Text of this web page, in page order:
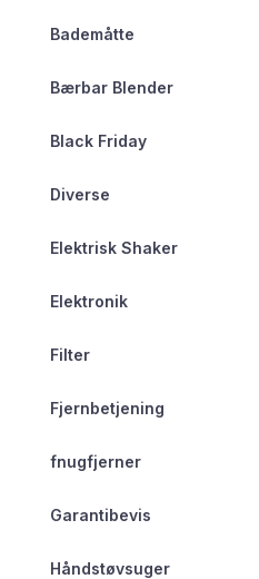
Bademåtte
Bærbar Blender
Black Friday
Diverse
Elektrisk Shaker
Elektronik
Filter
Fjernbetjening
fnugfjerner
Garantibevis
Håndstøvsuger